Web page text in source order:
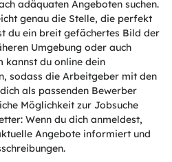
adäquaten Angeboten suchen.
genau die Stelle, die perfekt
du ein breit gefächertes Bild der
Umgebung oder auch
kannst du online dein
sodass die Arbeitgeber mit den
als passenden Bewerber
Möglichkeit zur Jobsuche
Wenn du dich anmeldest,
Angebote informiert und